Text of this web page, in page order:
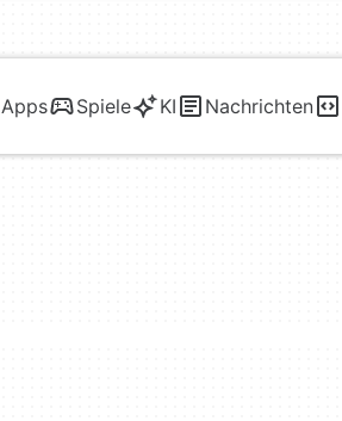
Apps Spiele KI Nachrichten